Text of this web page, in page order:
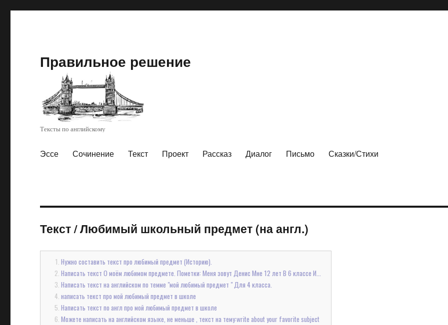
Правильное решение
Тексты по английскому
Эссе Сочинение Текст Проект Рассказ Диалог Письмо Сказки/Стихи
Текст/Любимый школьный предмет (на англ.)
Нужно составить текст про любимый предмет (Историю).
Написать текст О моём любимом предмете. Пометки: Меня зовут Денис Мне 12 лет В 6 классе И...
Написать текст на английском по темме "мой любимый предмет " Для 4 класса.
написать текст про мой любимый предмет в школе
Написать текст по англ про мой любимый предмет в школе
Можете написать на английском языке, не меньше , текст на тему:write about your favorite subject